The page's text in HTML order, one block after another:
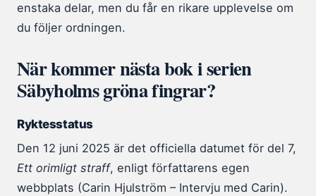
enstaka delar, men du får en rikare upplevelse om
du följer ordningen.
När kommer nästa bok i serien
Säbyholms gröna fingrar?
Ryktesstatus
Den 12 juni 2025 är det officiella datumet för del 7,
Ett orimligt straff, enligt författarens egen
webbplats (Carin Hjulström – Intervju med Carin).